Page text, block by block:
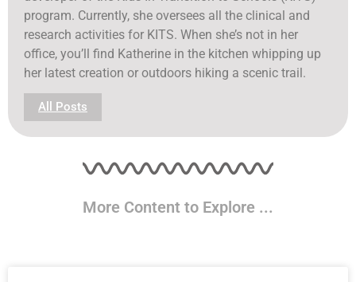
program. Currently, she oversees all the clinical and
research activities for KITS. When she’s not in her
office, you’ll find Katherine in the kitchen whipping up
her latest creation or outdoors hiking a scenic trail.
All Posts
More Content to Explore ...